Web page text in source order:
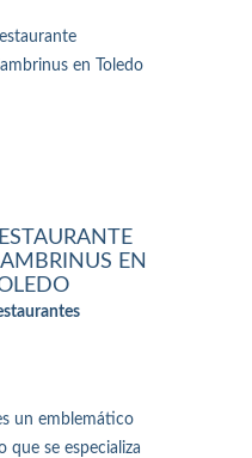
en Toledo
EN
un emblemático
que se especializa